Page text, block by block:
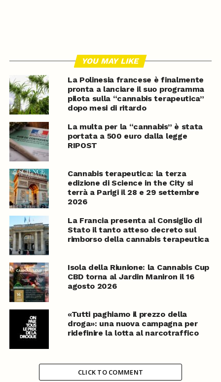
YOU MAY LIKE
La Polinesia francese è finalmente
pronta a lanciare il suo programma
pilota sulla “cannabis terapeutica”
dopo mesi di ritardo
La multa per la “cannabis” è stata
portata a 500 euro dalla legge
RIPOST
Cannabis terapeutica: la terza
edizione di Science in the City si
terrà a Parigi il 28 e 29 settembre
2026
La Francia presenta al Consiglio di
Stato il tanto atteso decreto sul
rimborso della cannabis terapeutica
Isola della Riunione: la Cannabis Cup
CBD torna al Jardin Maniron il 16
agosto 2026
«Tutti paghiamo il prezzo della
droga»: una nuova campagna per
ridefinire la lotta al narcotraffico
CLICK TO COMMENT